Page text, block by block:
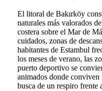
El litoral de Bakırköy
naturales más valorados
costera sobre el Mar de
cuidados, zonas de
habitantes de Estambul
los meses de verano, las
puerto deportivo se
animados donde
busca de un respiro frente